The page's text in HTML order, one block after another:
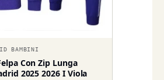
BAMBINI
Con Zip Lunga
2025 2026 I Viola